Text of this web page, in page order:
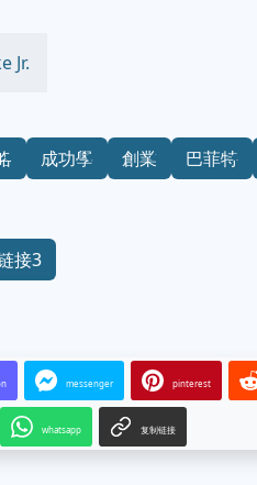
Jr.
成功學 創業 巴菲特
接3
messenger pinterest
whatsapp 复制链接